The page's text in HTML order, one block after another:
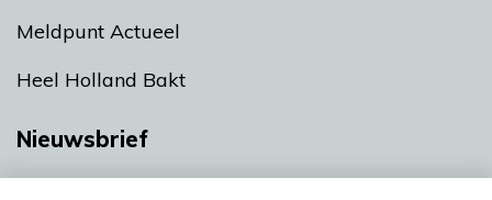
Meldpunt Actueel
Heel Holland Bakt
Nieuwsbrief